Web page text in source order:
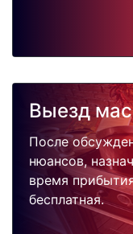
Выезд
После
нюансов,
время
бесплатная.